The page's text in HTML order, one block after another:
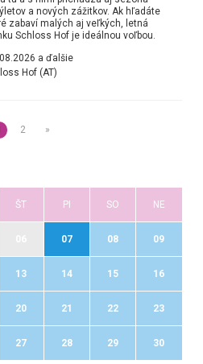
a nových zážitkov. Ak hľadáte
zabaví malých aj veľkých, letná
Schloss Hof je ideálnou voľbou.
a ďalšie
Hof (AT)
2 »
ŠT PI SO NE
07 08 09
13 14 15 16
20 21 22 23
27 28 29 30